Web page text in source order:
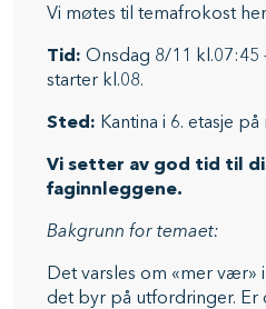
Vi møtes til temafrokost
Tid: Onsdag 8/11 kl.07:45
starter kl.08.
Sted: Kantina i 6. etasje
Vi setter av god tid til
faginnleggene.
Bakgrunn for temaet:
Det varsles om «mer vær»
det byr på utfordringer. Er